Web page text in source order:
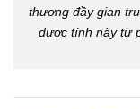
thương đầy gian
dược tính này từ